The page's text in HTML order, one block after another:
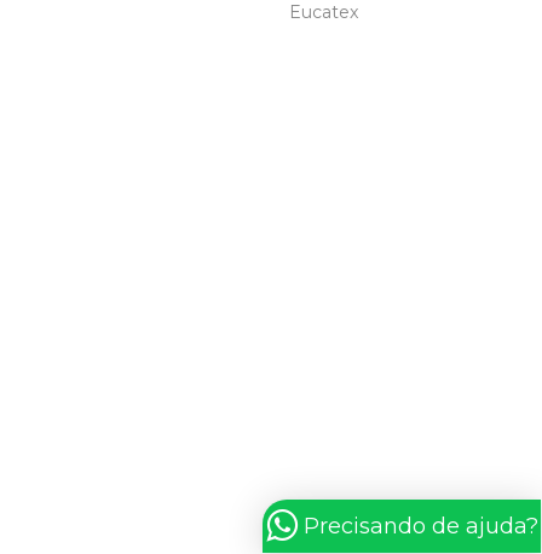
Precisando de ajuda?
Eucatex